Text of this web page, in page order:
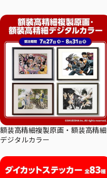
額装高精細複製原画・額装高精細
デジタルカラー